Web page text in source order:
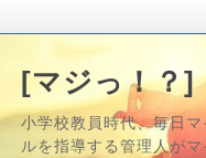
[マジっ！？
小学校教員時代、毎日
ルを指導する管理人が